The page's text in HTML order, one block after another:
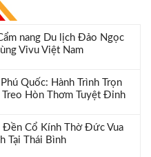
nang Du lịch Đảo Ngọc
Vivu Việt Nam
Quốc: Hành Trình Trọn
Hòn Thơm Tuyệt Đỉnh
Cổ Kính Thờ Đức Vua
Tại Thái Bình